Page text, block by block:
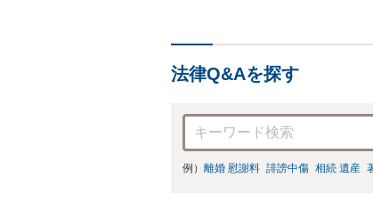
法律Q&Aを探す
例） 離婚 慰謝料 誹謗中傷 相続 遺産